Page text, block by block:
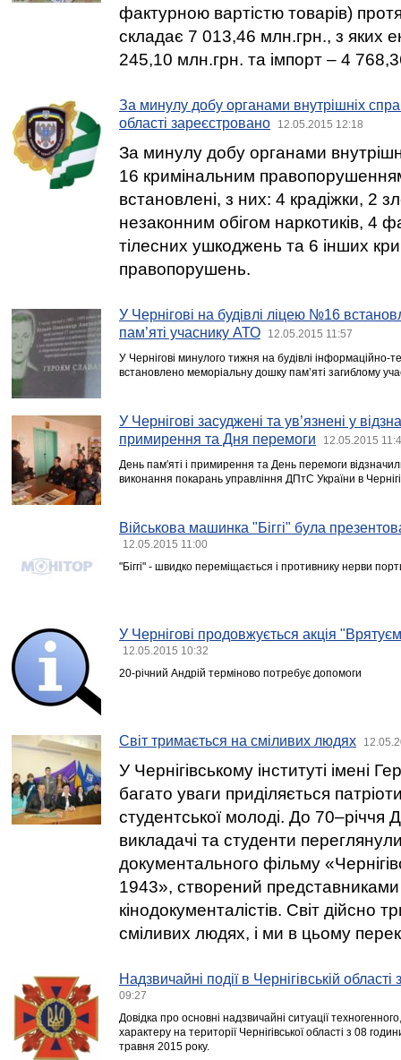
фактурною вартістю товарів)
складає 7 013,46 млн.грн., з яких
245,10 млн.грн. та імпорт – 4
За минулу добу органами внутрішніх
області зареєстровано
12.05.2015 12:18
За минулу добу органами
16 кримінальним правопорушенням
встановлені, з них: 4 крадіжки, 2
незаконним обігом наркотиків, 4
тілесних ушкоджень та 6 інших
правопорушень.
У Чернігові на будівлі ліцею №16
пам’яті учаснику АТО
12.05.2015 11:57
У Чернігові минулого тижня на будівлі інформаційно-
встановлено меморіальну дошку пам’яті загиблому
У Чернігові засуджені та ув’язнені у
примирення та Дня перемоги
12.05.2015
День пам′яті і примирення та День перемоги
виконання покарань управління ДПтС України в
Військова машинка "Біггі" була
12.05.2015 11:00
"Біггі" - швидко переміщається і противнику нерви
У Чернігові продовжується акція
12.05.2015 10:32
20-річний Андрій терміново потребує допомоги
Світ тримається на сміливих людях
У Чернігівському інституті імені
багато уваги приділяється
студентської молоді. До 70–річчя
викладачі та студенти
документального фільму
1943», створений
кінодокументалістів. Світ дійсно
сміливих людях, і ми в цьому
Надзвичайні події в Чернігівській
09:27
Довідка про основні надзвичайні ситуації
характеру на території Чернігівської області з 08
травня 2015 року.